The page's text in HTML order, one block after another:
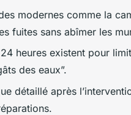
modernes comme la
fuites sans abîmer les
heures existent pour
des eaux”.
détaillé après